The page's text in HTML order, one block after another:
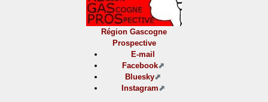
Région Gascogne
Prospective
E-mail
Facebook
Bluesky
Instagram